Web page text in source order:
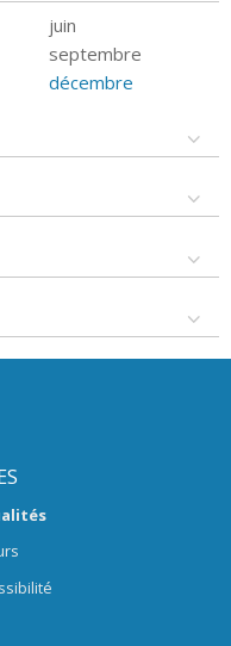
juin
septembre
décembre